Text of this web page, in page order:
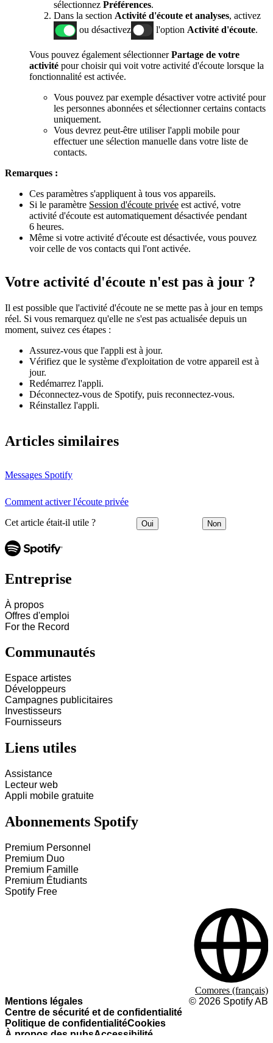
sélectionnez Préférences.
Dans la section Activité d'écoute et analyses, activez
ou désactivez
l'option Activité d'écoute.
Vous pouvez également sélectionnerPartage de votre
activité pour choisir qui voit votre activité d'écoute lorsque la
fonctionnalité est activée.
Vous pouvez par exemple désactiver votre activité pour
les personnes abonnées et sélectionner certains contacts
uniquement.
Vous devrez peut-être utiliser l'appli mobile pour
effectuer une sélection manuelle dans votre liste de
contacts.
Remarques :
Ces paramètres s'appliquent à tous vos appareils.
Si le paramètre Session d'écoute privée est activé, votre
activité d'écoute est automatiquement désactivée pendant
6 heures.
Même si votre activité d'écoute est désactivée, vous pouvez
voir celle de vos contacts qui l'ont activée.
Votre activité d'écoute n'est pas à jour ?
Il est possible que l'activité d'écoute ne se mette pas à jour en temps
réel. Si vous remarquez qu'elle ne s'est pas actualisée depuis un
moment, suivez ces étapes :
Assurez-vous que l'appli est à jour.
Vérifiez que le système d'exploitation de votre appareil est à
jour.
Redémarrez l'appli.
Déconnectez-vous de Spotify, puis reconnectez-vous.
Réinstallez l'appli.
Articles similaires
Messages Spotify
Comment activer l'écoute privée
Cet article était-il utile ? Oui Non
Entreprise
À propos
Offres d'emploi
For the Record
Communautés
Espace artistes
Développeurs
Campagnes publicitaires
Investisseurs
Fournisseurs
Liens utiles
Assistance
Lecteur web
Appli mobile gratuite
Abonnements Spotify
Premium Personnel
Premium Duo
Premium Famille
Premium Étudiants
Spotify Free
Mentions légales
Centre de sécurité et de confidentialité
Politique de confidentialitéCookies
À propos des pubsAccessibilité
© 2026 Spotify AB
Comores (français)